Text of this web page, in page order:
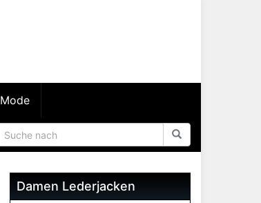
Mode
Damen Lederjacken